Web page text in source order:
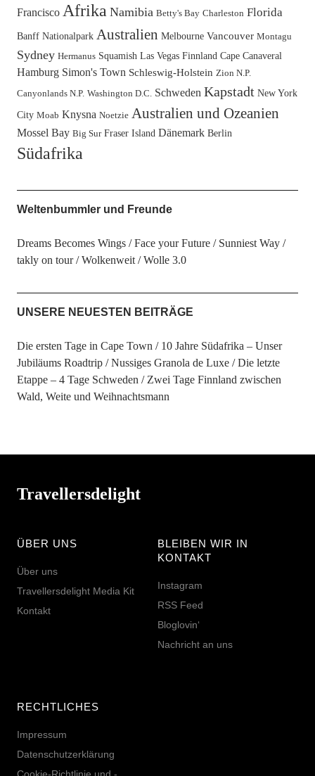
Francisco Afrika Namibia Betty's Bay Charleston Florida
Banff Nationalpark Australien Melbourne Vancouver Montagu
Sydney Hermanus Squamish Las Vegas Finnland Cape Canaveral
Hamburg Simon's Town Schleswig-Holstein Zion N.P.
Canyonlands N.P. Washington D.C. Schweden Kapstadt New York
City Moab Knysna Noetzie Australien und Ozeanien
Mossel Bay Big Sur Fraser Island Dänemark Berlin
Südafrika
Weltenbummler und Freunde
Dreams Becomes Wings Face your Future
Sunniest Way
takly on tour
Wolkenweit Wolle 3.0
UNSERE NEUESTEN BEITRÄGE
Die ersten Tage in Cape Town
10 Jahre Südafrika – Unser
Jubiläums Roadtrip
Nussiges Granola de Luxe
Die letzte
Etappe – 4 Tage Schweden
Zwei Tage Finnland zwischen
Wald, Weite und Weihnachtsmann
Travellersdelight
ÜBER UNS
Über uns
Travellersdelight Media Kit
Kontakt
BLEIBEN WIR IN
KONTAKT
Instagram
RSS Feed
Bloglovin‘
Nachricht an uns
RECHTLICHES
Impressum
Datenschutzerklärung